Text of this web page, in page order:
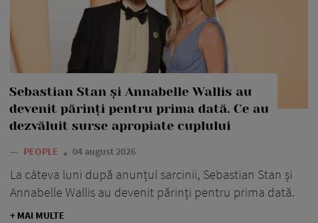
Sebastian Stan și Annabelle Wallis au
devenit părinți pentru prima dată. Ce au
dezvăluit surse apropiate cuplului
— PEOPLE 04 august 2026
La câteva luni după anunțul sarcinii, Sebastian Stan și
Annabelle Wallis au devenit părinți pentru prima dată.
+ MAI MULTE